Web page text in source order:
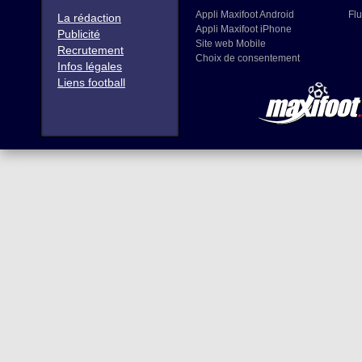
La rédaction
Publicité
Recrutement
Infos légales
Liens football
Appli Maxifoot Android
Appli Maxifoot iPhone
Site web Mobile
Choix de consentement